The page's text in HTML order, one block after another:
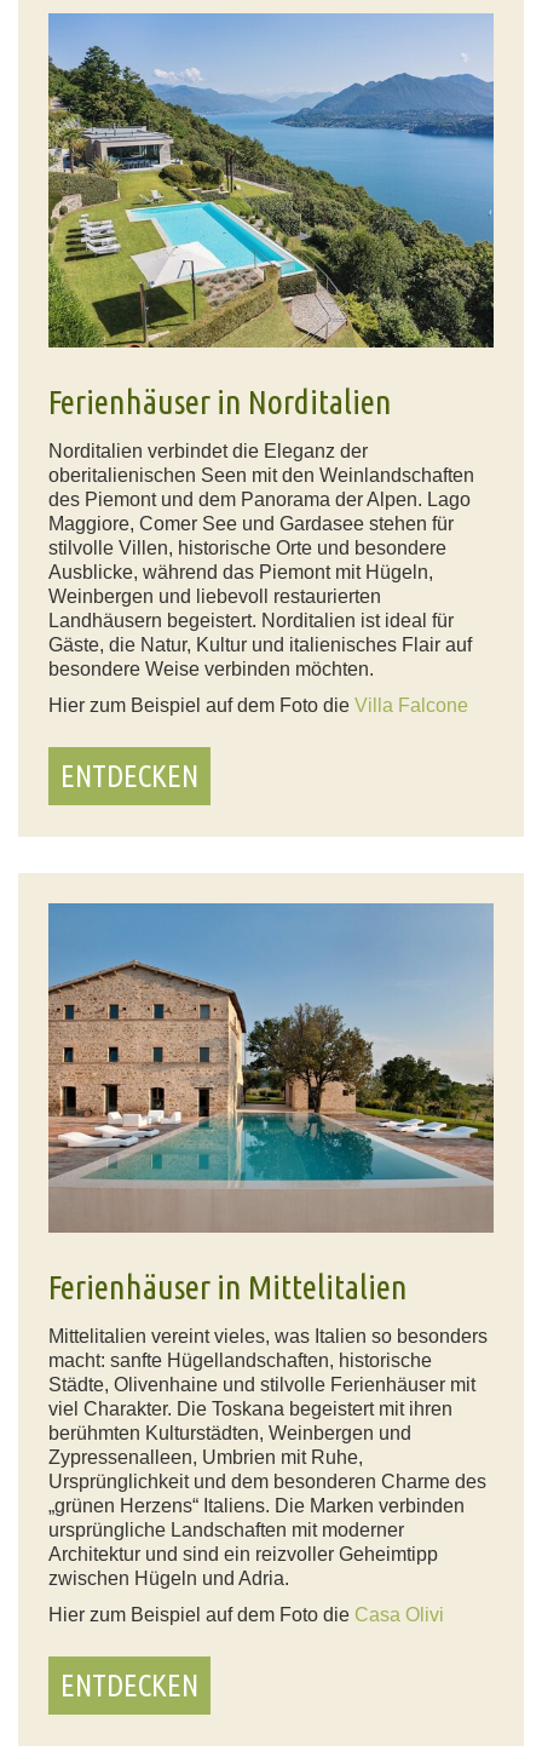
Ferienhäuser in Norditalien
Norditalien verbindet die Eleganz der
oberitalienischen Seen mit den Weinlandschaften
des Piemont und dem Panorama der Alpen. Lago
Maggiore, Comer See und Gardasee stehen für
stilvolle Villen, historische Orte und besondere
Ausblicke, während das Piemont mit Hügeln,
Weinbergen und liebevoll restaurierten
Landhäusern begeistert. Norditalien ist ideal für
Gäste, die Natur, Kultur und italienisches Flair auf
besondere Weise verbinden möchten.
Hier zum Beispiel auf dem Foto die Villa Falcone
ENTDECKEN
Ferienhäuser in Mittelitalien
Mittelitalien vereint vieles, was Italien so besonders
macht: sanfte Hügellandschaften, historische
Städte, Olivenhaine und stilvolle Ferienhäuser mit
viel Charakter. Die Toskana begeistert mit ihren
berühmten Kulturstädten, Weinbergen und
Zypressenalleen, Umbrien mit Ruhe,
Ursprünglichkeit und dem besonderen Charme des
„grünen Herzens“ Italiens. Die Marken verbinden
ursprüngliche Landschaften mit moderner
Architektur und sind ein reizvoller Geheimtipp
zwischen Hügeln und Adria.
Hier zum Beispiel auf dem Foto die Casa Olivi
ENTDECKEN